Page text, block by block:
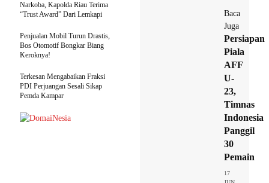
Baca
Juga
Persiapan
Piala
AFF
U-
23,
Timnas
Indonesia
Panggil
30
Pemain
17
Narkoba, Kapolda Riau Terima
“Trust Award” Dari Lemkapi
Penjualan Mobil Turun Drastis,
Bos Otomotif Bongkar Biang
Keroknya!
Terkesan Mengabaikan Fraksi
PDI Perjuangan Sesali Sikap
Pemda Kampar